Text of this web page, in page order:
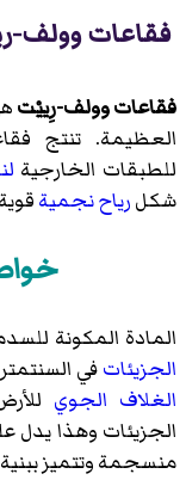
فقاعات وولف-
فقاعات وولف-رِييْت
العظيمة. تنتج
للطبقات الخارجية
شكلرياح نجمية
المادة المكونة
الجزيئاتفي
الغلاف الجوي
الجزيئات وهذا يدل
منسجمة وتتميز